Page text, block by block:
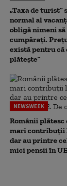
„Taxa de turist”
normal al
obligă nimeni să
cumpărați.
există pentru că
plătește”
NEWSWEEK
Românii plătesc
mari contribuții
dar au printre
mici pensii în